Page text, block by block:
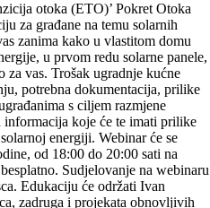
otoka (ETO)’ Pokret Otoka
za građane na temu solarnih
zanima kako u vlastitom domu
u prvom redu solarne panele,
vas. Trošak ugradnje kućne
potrebna dokumentacija, prilike
s ciljem razmjene
informacija koje će te imati prilike
energiji. Webinar će se
od 18:00 do 20:00 sati na
Sudjelovanje na webinaru
Edukaciju će održati Ivan
zadruga i projekata obnovljivih